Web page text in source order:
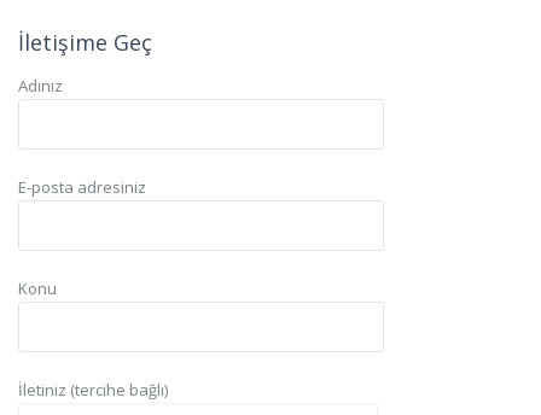
İletişime Geç
Adınız
E-posta adresiniz
Konu
İletiniz (tercihe bağlı)